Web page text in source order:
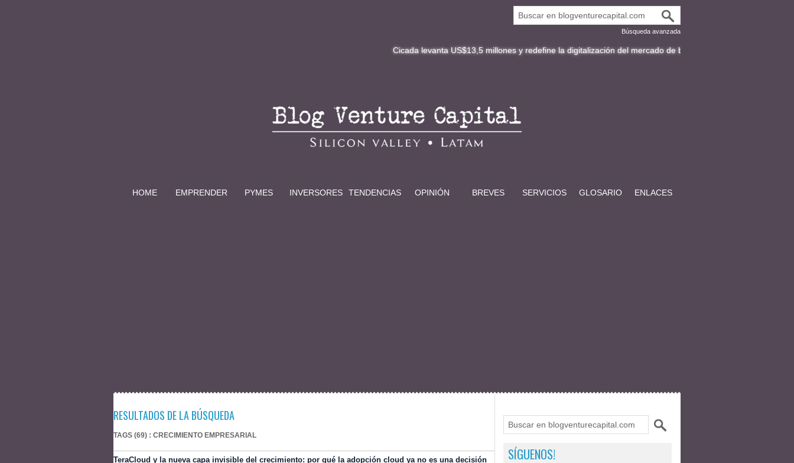
Búsqueda avanzada
Cicada levanta US$13,5 millones y redefine la digitalización del mercado de bonos en Latinoamérica
HOME EMPRENDER PYMES INVERSORES TENDENCIAS OPINIÓN BREVES SERVICIOS GLOSARIO ENLACES
RESULTADOS DE LA BÚSQUEDA
TAGS (69) : CRECIMIENTO EMPRESARIAL
TeraCloud y la nueva capa invisible del crecimiento: por qué la adopción cloud ya no es una decisión
SÍGUENOS!